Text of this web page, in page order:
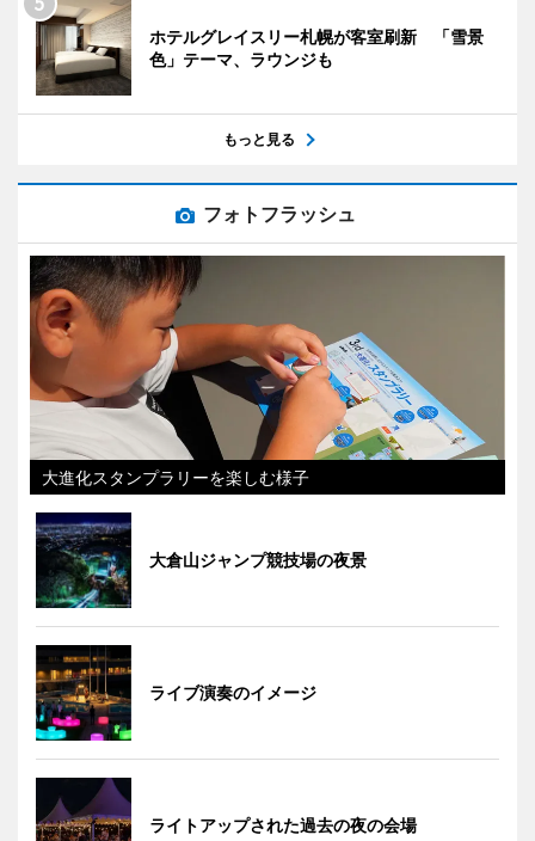
ホテルグレイスリー札幌が客室刷新 「雪景
色」テーマ、ラウンジも
もっと見る
フォトフラッシュ
大進化スタンプラリーを楽しむ様子
大倉山ジャンプ競技場の夜景
ライブ演奏のイメージ
ライトアップされた過去の夜の会場